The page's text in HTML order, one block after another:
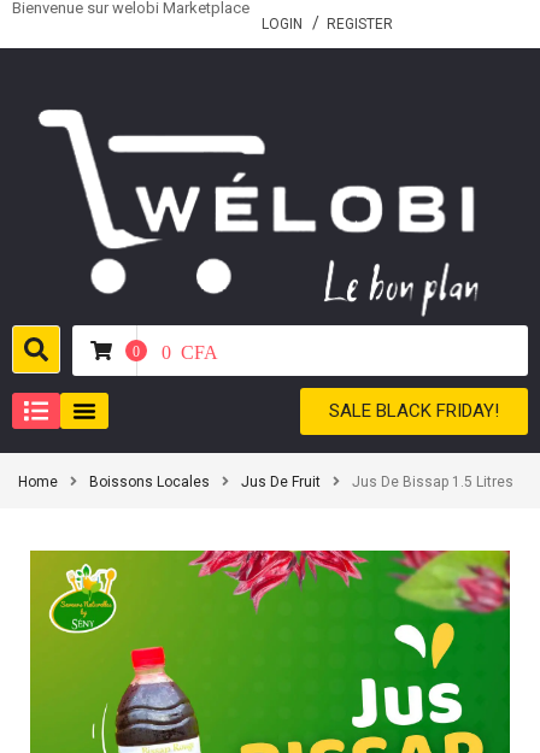
Bienvenue sur welobi Marketplace
LOGIN REGISTER
0 0 CFA
SALE BLACK FRIDAY!
Home Boissons Locales Jus De Fruit Jus De Bissap 1.5 Litres